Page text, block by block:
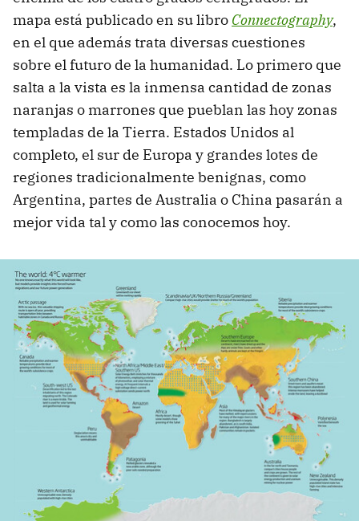
mapa está publicado en su libro Connectography,
en el que además trata diversas cuestiones
sobre el futuro de la humanidad. Lo primero que
salta a la vista es la inmensa cantidad de zonas
naranjas o marrones que pueblan las hoy zonas
templadas de la Tierra. Estados Unidos al
completo, el sur de Europa y grandes lotes de
regiones tradicionalmente benignas, como
Argentina, partes de Australia o China pasarán a
mejor vida tal y como las conocemos hoy.